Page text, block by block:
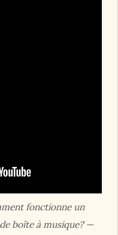
fonctionne un
boîte à musique? —